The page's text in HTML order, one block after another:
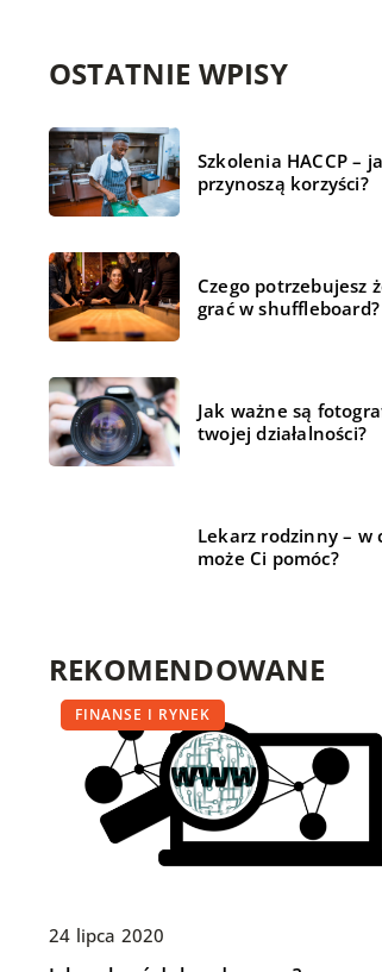
OSTATNIE WPISY
Szkolenia HACCP –
przynoszą korzyści?
Czego potrzebujesz
grać w shuffleboard?
Jak ważne są
twojej działalności?
Lekarz rodzinny – w
może Ci pomóc?
REKOMENDOWANE
NIERUCHOMOŚCI
FINANSE I RYNEK
24 lipca 2020
TECHNIKA I MOTORYZACJA